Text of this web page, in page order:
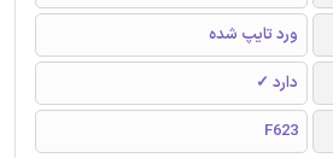
ورد تایپ شده
دارد ✓
F623